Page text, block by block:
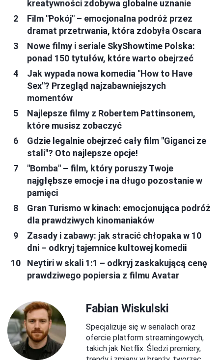
kreatywności zdobywa globalne uznanie
Film "Pokój" – emocjonalna podróż przez
dramat przetrwania, która zdobyła Oscara
Nowe filmy i seriale SkyShowtime Polska:
ponad 150 tytułów, które warto obejrzeć
Jak wypada nowa komedia "How to Have
Sex"? Przegląd najzabawniejszych
momentów
Najlepsze filmy z Robertem Pattinsonem,
które musisz zobaczyć
Gdzie legalnie obejrzeć cały film "Giganci ze
stali"? Oto najlepsze opcje!
"Bomba" – film, który poruszy Twoje
najgłębsze emocje i na długo pozostanie w
pamięci
Gran Turismo w kinach: emocjonująca podróż
dla prawdziwych kinomaniaków
Zasady i zabawy: jak stracić chłopaka w 10
dni – odkryj tajemnice kultowej komedii
Neytiri w skali 1:1 – odkryj zaskakującą cenę
prawdziwego popiersia z filmu Avatar
Fabian Wiskulski
Specjalizuje się w serialach oraz
ofercie platform streamingowych,
takich jak Netflix. Śledzi premiery,